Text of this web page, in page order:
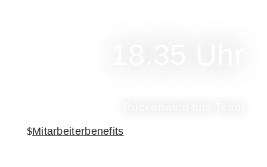
Mitarbeiterbenefits